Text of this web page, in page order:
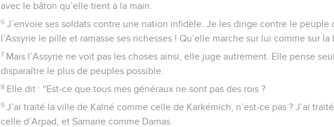
avec le bâton qu’elle tient à la main.
6 J’envoie ses soldats contre une nation infidèle. Je les dirige contre le peuple
l’Assyrie le pille et ramasse ses richesses ! Qu’elle marche sur lui comme sur la
7 Mais l’Assyrie ne voit pas les choses ainsi, elle juge autrement. Elle pense
disparaître le plus de peuples possible.
8 Elle dit : “Est-ce que tous mes généraux ne sont pas des rois ?
9 J’ai traité la ville de Kalné comme celle de Karkémich, n’est-ce pas ? J’ai
celle d’Arpad, et Samarie comme Damas.